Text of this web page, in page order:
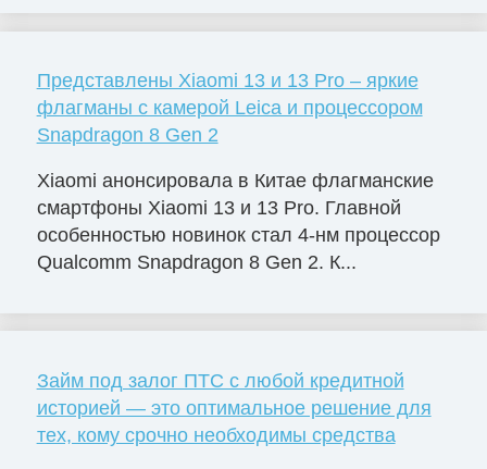
Представлены Xiaomi 13 и 13 Pro – яркие
флагманы с камерой Leica и процессором
Snapdragon 8 Gen 2
Xiaomi анонсировала в Китае флагманские
смартфоны Xiaomi 13 и 13 Pro. Главной
особенностью новинок стал 4-нм процессор
Qualcomm Snapdragon 8 Gen 2. К...
Займ под залог ПТС с любой кредитной
историей — это оптимальное решение для
тех, кому срочно необходимы средства